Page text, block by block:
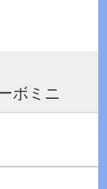
ボミニ